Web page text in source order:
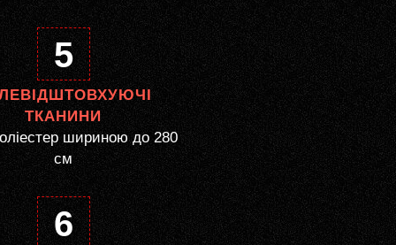
5
ТКАНИНИ
шириною до 280
см
6